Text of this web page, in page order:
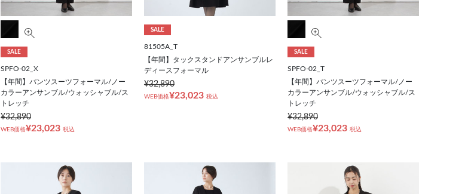
SALE
SPFO-02_X
【年間】パンツスーツフォーマル/ノー
カラーアンサンブル/ウォッシャブル/ス
トレッチ
¥32,890
WEB価格¥23,023 税込
SALE
81505A_T
【年間】タックスタンドアンサンブルレ
ディースフォーマル
¥32,890
WEB価格¥23,023 税込
SALE
SPFO-02_T
【年間】パンツスーツフォーマル/ノー
カラーアンサンブル/ウォッシャブル/ス
トレッチ
¥32,890
WEB価格¥23,023 税込